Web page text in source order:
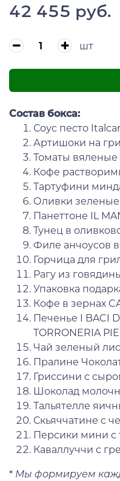
42 455 руб.
шт
Состав бокса:
Соус песто
Артишоки на
Томаты вяленые
Кофе
Тартуфини
Оливки
Панеттоне IL
Тунец в
Филе анчоусов
Горчица для
Рагу из
Упаковка
Кофе в зернах
Печенье I BACI
TORRONERIA
Чай зеленый
Пралине
Гриссини с
Шоколад
Тальятелле
Скьяччатине с
Персики мини с
Каваллуччи с
* Мы формируем